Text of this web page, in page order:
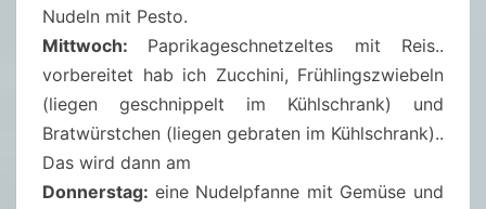
Nudeln mit Pesto.
Mittwoch: Paprikageschnetzeltes mit Reis..
vorbereitet hab ich Zucchini, Frühlingszwiebeln
(liegen geschnippelt im Kühlschrank) und
Bratwürstchen (liegen gebraten im Kühlschrank)..
Das wird dann am
Donnerstag: eine Nudelpfanne mit Gemüse und